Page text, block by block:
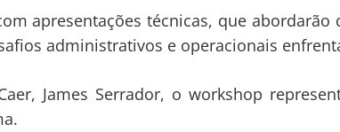
apresentações técnicas, que abordarão
administrativos e operacionais
James Serrador, o workshop